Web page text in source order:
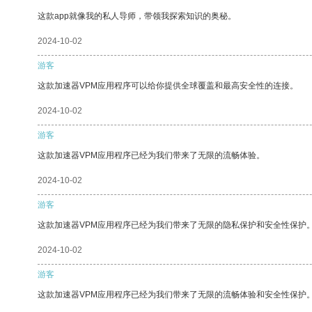
这款app就像我的私人导师，带领我探索知识的奥秘。
2024-10-02
游客
这款加速器VPM应用程序可以给你提供全球覆盖和最高安全性的连接。
2024-10-02
游客
这款加速器VPM应用程序已经为我们带来了无限的流畅体验。
2024-10-02
游客
这款加速器VPM应用程序已经为我们带来了无限的隐私保护和安全性保护
2024-10-02
游客
这款加速器VPM应用程序已经为我们带来了无限的流畅体验和安全性保护